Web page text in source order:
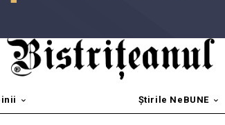
Știrile NeBUNE